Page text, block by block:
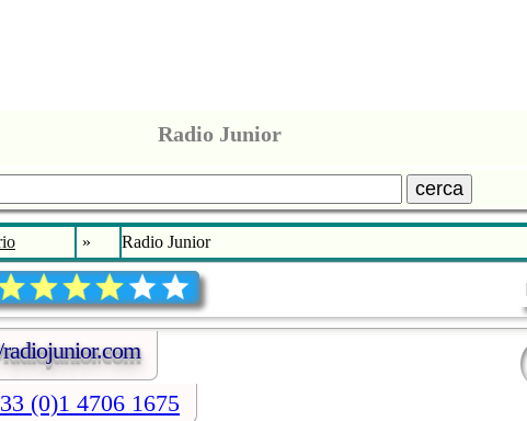
Radio Junior
cerca
» Radio Junior
(0)1 4706 1675